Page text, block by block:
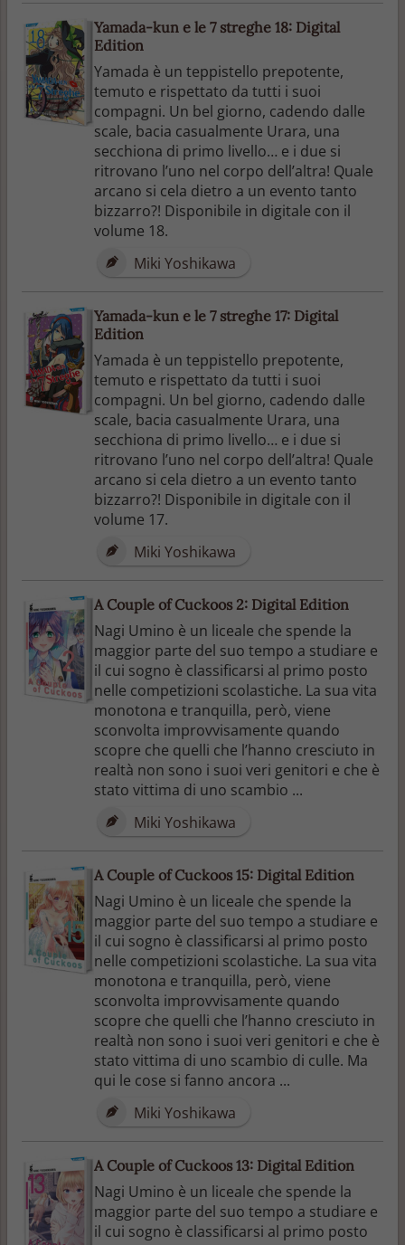
Yamada-kun e le 7 streghe 18: Digital
Edition
Yamada è un teppistello prepotente,
temuto e rispettato da tutti i suoi
compagni. Un bel giorno, cadendo dalle
scale, bacia casualmente Urara, una
secchiona di primo livello… e i due si
ritrovano l’uno nel corpo dell’altra! Quale
arcano si cela dietro a un evento tanto
bizzarro?! Disponibile in digitale con il
volume 18.
Miki Yoshikawa
Yamada-kun e le 7 streghe 17: Digital
Edition
Yamada è un teppistello prepotente,
temuto e rispettato da tutti i suoi
compagni. Un bel giorno, cadendo dalle
scale, bacia casualmente Urara, una
secchiona di primo livello… e i due si
ritrovano l’uno nel corpo dell’altra! Quale
arcano si cela dietro a un evento tanto
bizzarro?! Disponibile in digitale con il
volume 17.
Miki Yoshikawa
A Couple of Cuckoos 2: Digital Edition
Nagi Umino è un liceale che spende la
maggior parte del suo tempo a studiare e
il cui sogno è classificarsi al primo posto
nelle competizioni scolastiche. La sua vita
monotona e tranquilla, però, viene
sconvolta improvvisamente quando
scopre che quelli che l’hanno cresciuto in
realtà non sono i suoi veri genitori e che è
stato vittima di uno scambio ...
Miki Yoshikawa
A Couple of Cuckoos 15: Digital Edition
Nagi Umino è un liceale che spende la
maggior parte del suo tempo a studiare e
il cui sogno è classificarsi al primo posto
nelle competizioni scolastiche. La sua vita
monotona e tranquilla, però, viene
sconvolta improvvisamente quando
scopre che quelli che l’hanno cresciuto in
realtà non sono i suoi veri genitori e che è
stato vittima di uno scambio di culle. Ma
qui le cose si fanno ancora ...
Miki Yoshikawa
A Couple of Cuckoos 13: Digital Edition
Nagi Umino è un liceale che spende la
maggior parte del suo tempo a studiare e
il cui sogno è classificarsi al primo posto